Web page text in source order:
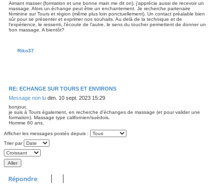
Aimant masser (formation et une bonne main me dit on), j'apprécie aussi de recevoir un
massage. Alors un échange peut être un enchantement. Je recherche partenaire
féminine sur Tours et région (même plus loin ponctuellement). Un contact préalable bien
sûr pour se présenter et exprimer nos souhaits. Au delà de la technique et de
l'expérience, le ressenti, l'écoute de l'autre, le sens du toucher permettent de donner un
bon massage. A bientôt?
Riko37
RE: ECHANGE SUR TOURS ET ENVIRONS
Message non lu dim. 10 sept. 2023 15:29
bonjour,
je suis à Tours également, en recherche d'échanges de massage (et pour valider une
formation). Massage type californien/suédois.
Homme 60 ans.
Afficher les messages postés depuis :
Trier par
Répondre